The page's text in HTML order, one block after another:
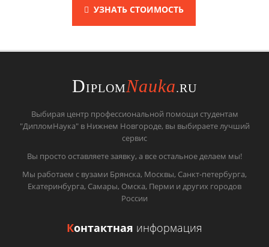
УЗНАТЬ СТОИМОСТЬ
DIPLOMNauka.RU
Выбирая центр профессиональной помощи студентам
"ДипломНаука" в Нижнем Новгороде, вы выбираете лучший
сервис
Вы просто оставляете заявку, а все остальное делаем мы!
Мы работаем с вузами Брянска, Москвы, Санкт-петербурга,
Екатеринбурга, Самары, Омска, Перми и других городов
России
Контактная информация